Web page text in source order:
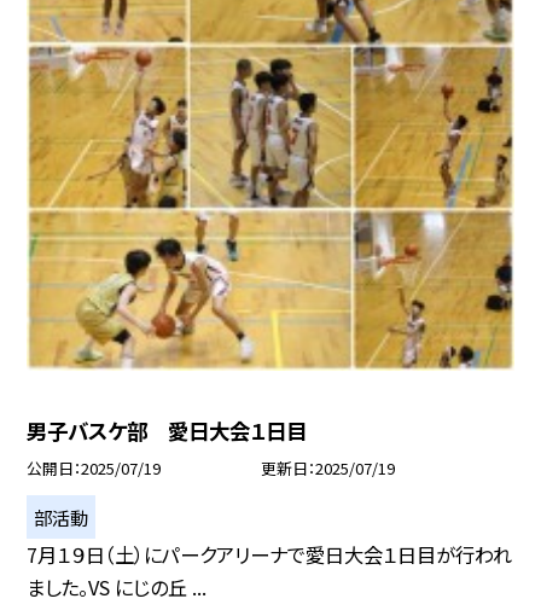
男子バスケ部 愛日大会１日目
公開日 2025/07/19 更新日 2025/07/19
部活動
7月１９日（土）にパークアリーナで愛日大会１日目が行われ
ました。VS にじの丘 ...